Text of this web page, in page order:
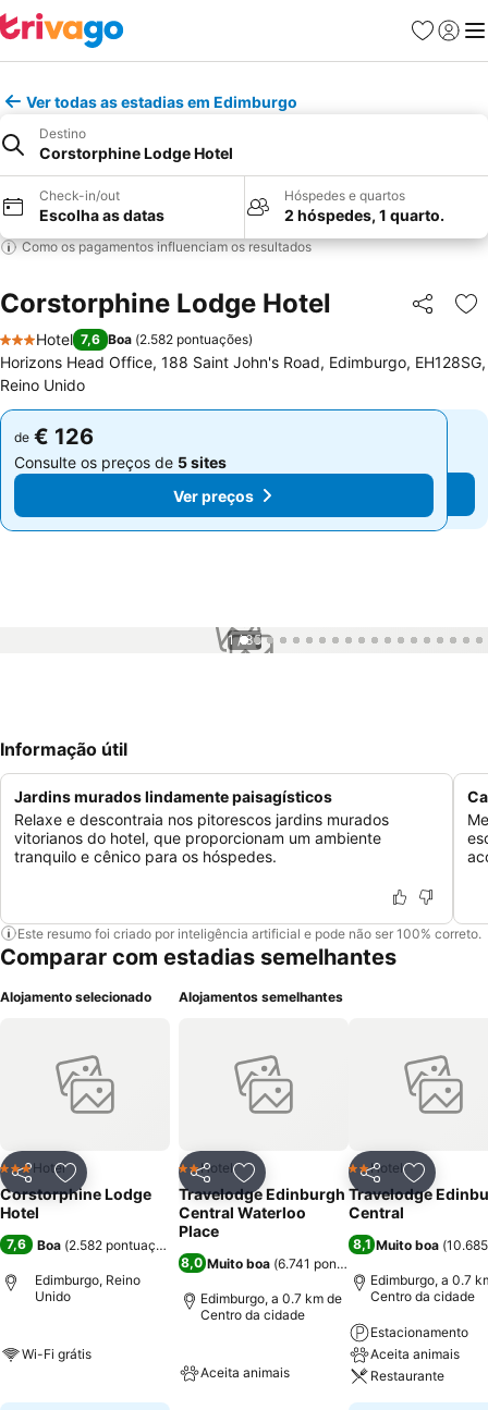
Favoritos
Iniciar
Ver todas as estadias em Edimburgo
Destino
Corstorphine Lodge Hotel
Check-in/out
Escolha as datas
Hóspedes e quartos
2 hóspedes, 1 quarto.
Como os pagamentos influenciam os resultados
Corstorphine Lodge Hotel Partilhar
3 Estrelas
Hotel 7,6 Boa (2.582 pontuações)
Horizons Head Office, 188 Saint John's Road, Edimburgo, EH128SG,
Reino Unido
de € 126
Consulte os preços de 5 sites
Ver preços
de € 126
Consulte os preços de 5 sites
Ver preços
1 / 35
Informação útil
Jardins murados lindamente paisagísticos
Relaxe e descontraia nos pitorescos jardins murados
vitorianos do hotel, que proporcionam um ambiente
tranquilo e cênico para os hóspedes.
Este resumo foi criado por inteligência artificial e pode não ser 100% correto.
Comparar com estadias semelhantes
Alojamento selecionado
PartilharAdicionar aos favoritos
3 Estrelas
Hotel
Corstorphine Lodge
Hotel
7,6 Boa (2.582 pontuações
Edimburgo, Reino
Unido
Wi-Fi grátis
Alojamentos semelhantes
PartilharAdicionar aos favoritos
2 Estrelas
Hotel
Travelodge Edinburgh
Central Waterloo
Place
8,0 Muito boa (6.741 pontuações
Edimburgo, a 0.7 km de
Centro da cidade
Aceita animais
Partilhar
2 Estrelas
Hotel
Travelodge
Central
8,1 Muito boa (
Edimburgo, a 0.7
Centro da cidade
Estacionamento
Aceita animais
Restaurante